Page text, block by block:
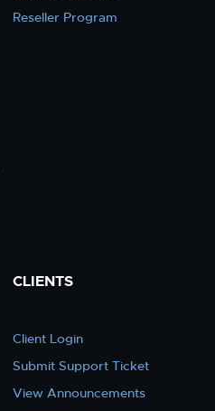
Reseller Program
CLIENTS
Client Login
Submit Support Ticket
View Announcements